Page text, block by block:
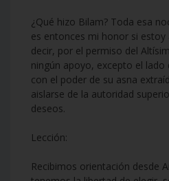
¿Qué hizo Bilam? Toda esa
es entonces mi honor si
decir, por el permiso del
ningún apoyo, excepto el
con el poder de su asna
aislarse de la autoridad
deseos.
Lección:
Recibimos orientación desde